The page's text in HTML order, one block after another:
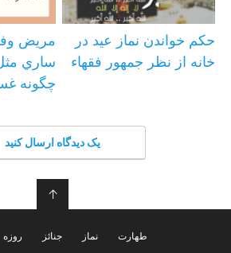
حكم خواندن نماز عيد در
خانه از نظر جمهور فقهاء
مریض
ساري
چگونه
یک دیدگاه ارسال کنید
↑
طهارت نماز جنائز روزه